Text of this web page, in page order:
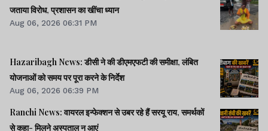
जताया विरोध, प्रशासन का खींचा ध्यान
Aug 06, 2026 06:31 PM
Hazaribagh News: डीसी ने की डीएमएफटी की समीक्षा, लंबित
योजनाओं को समय पर पूरा करने के निर्देश
Aug 06, 2026 06:39 PM
Ranchi News: वायरल इन्फेक्शन से उबर रहे हैं सरयू राय, समर्थकों
से कहा- मिलने अस्पताल न आएं